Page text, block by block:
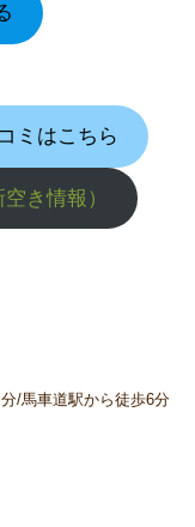
ミはこちら
き情報）
/馬車道駅から徒歩6分